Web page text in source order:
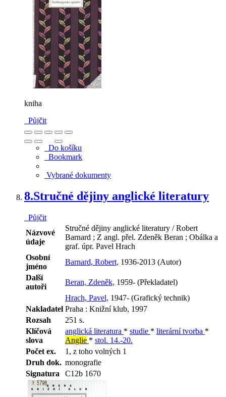
kniha
Půjčit
Do košíku
Bookmark
Vybrané dokumenty
8.Stručné dějiny anglické literatury
Půjčit
Názvové
údaje
Stručné dějiny anglické literatury / Robert
Barnard ; Z angl. přel. Zdeněk Beran ; Obálka a
graf. úpr. Pavel Hrach
Osobní
jméno
Barnard, Robert, 1936-2013 (Autor)
Další
autoři
Beran, Zdeněk, 1959- (Překladatel)
Hrach, Pavel, 1947- (Grafický technik)
Nakladatel Praha : Knižní klub, 1997
Rozsah
251 s.
Klíčová
slova
anglická literatura * studie * literární tvorba *
Anglie * stol. 14.-20.
Počet ex.
1, z toho volných 1
Druh dok. monografie
Signatura
C12b 1670